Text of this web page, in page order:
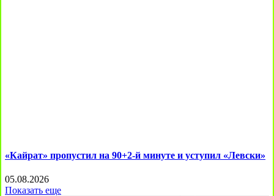
«Кайрат» пропустил на 90+2-й минуте и уступил «Левски»
05.08.2026
Показать еще